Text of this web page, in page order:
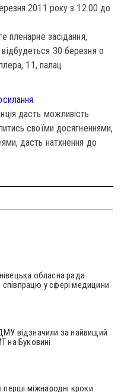
2011 року з 12.00 до
пленарне засідання,
30 березня о
11, палац
.
дасть можливість
своїми досягненнями,
дасть натхнення до
обласна рада
у сфері медицини
відзначили за найвищий
на Буковині
перші міжнародні кроки: